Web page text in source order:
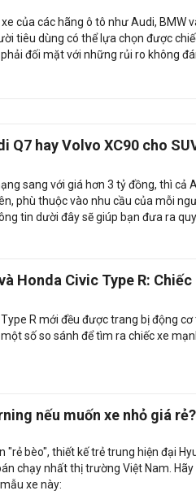
của các hãng ô tô như Audi, BMW
tiêu dùng có thể lựa chọn được
đối mặt với những rủi ro không
Q7 hay Volvo XC90 cho
sang với giá hơn 3 tỷ đồng, thì cả
phù thuộc vào nhu cầu của mỗi
tin dười đây sẽ giúp bạn đưa ra
Honda Civic Type R:
R mới đều được trang bị động cơ
số so sánh để tìm ra chiếc xe
nếu muốn xe nhỏ giá rẻ?
"rẻ bèo", thiết kế trẻ trung hiện đại
chạy nhất thị trường Việt Nam.
xe này: